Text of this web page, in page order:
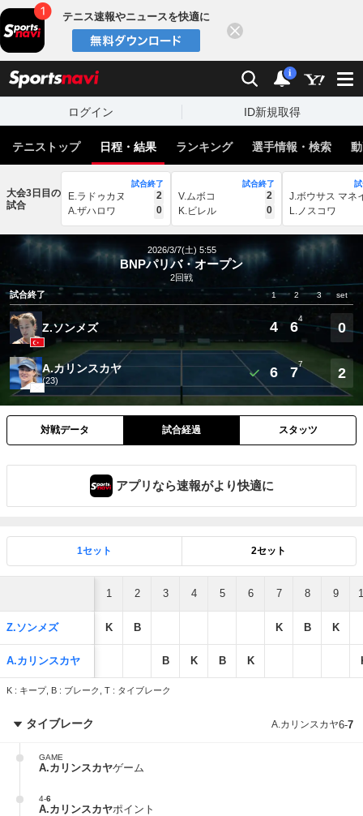
テニス速報やニュースを快適に
検索 通知
i
ログイン ID新規取得
テニストップ 日程・結果 ランキング 選手情報・検索
大会3日目の
試合
試合終了
E.ラドゥカヌ
2
A.ザハロワ
0
試合終了
V.ムボコ
2
K.ビレル
0
J.ボウサス マネ
L.ノスコワ
2026/3/7(土) 5:55
BNPパリバ・オープン
2回戦
試合終了
1 2 3 set
Z.ソンメズ 4 6
4
0
A.カリンスカヤ
(23) 6 7
7
2
対戦データ 試合経過 スタッツ
アプリなら速報がより快適に
1セット 2セット
1 2 3 4 5 6 7 8 9
Z.ソンメズ K B K B K
A.カリンスカヤ B K B K
K : キープ, B : ブレーク, T : タイブレーク
タイブレーク A.カリンスカヤ6-7
GAME
A.カリンスカヤゲーム
4-6
A.カリンスカヤポイント